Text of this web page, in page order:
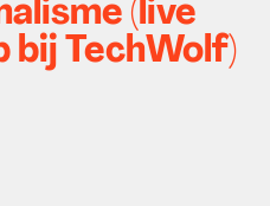
(live
bij TechWolf)